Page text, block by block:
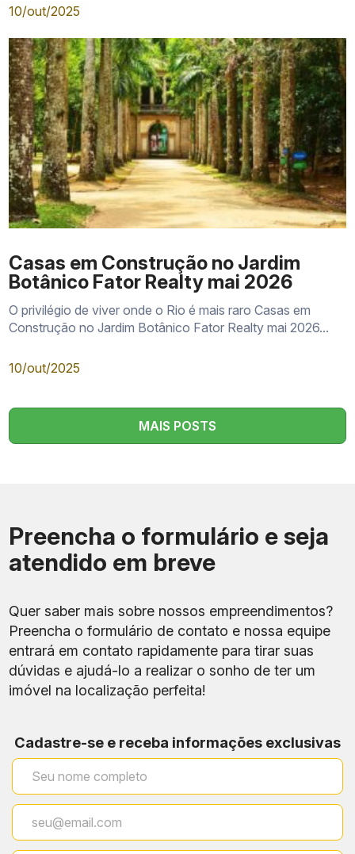
10/out/2025
Casas em Construção no Jardim
Botânico Fator Realty mai 2026
O privilégio de viver onde o Rio é mais raro Casas em
Construção no Jardim Botânico Fator Realty mai 2026...
10/out/2025
MAIS POSTS
Preencha o formulário e seja
atendido em breve
Quer saber mais sobre nossos empreendimentos?
Preencha o formulário de contato e nossa equipe
entrará em contato rapidamente para tirar suas
dúvidas e ajudá-lo a realizar o sonho de ter um
imóvel na localização perfeita!
Cadastre-se e receba informações exclusivas